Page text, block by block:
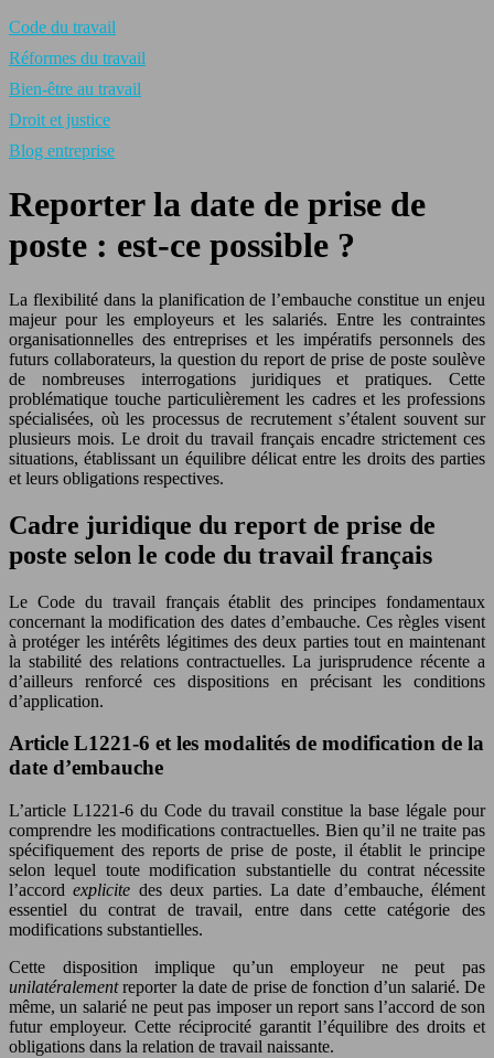
Code du travail
Réformes du travail
Bien-être au travail
Droit et justice
Blog entreprise
Reporter la date de prise de
poste : est‑ce possible ?
La flexibilité dans la planification de l’embauche constitue un enjeu
majeur pour les employeurs et les salariés. Entre les contraintes
organisationnelles des entreprises et les impératifs personnels des
futurs collaborateurs, la question du report de prise de poste soulève
de nombreuses interrogations juridiques et pratiques. Cette
problématique touche particulièrement les cadres et les professions
spécialisées, où les processus de recrutement s’étalent souvent sur
plusieurs mois. Le droit du travail français encadre strictement ces
situations, établissant un équilibre délicat entre les droits des parties
et leurs obligations respectives.
Cadre juridique du report de prise de
poste selon le code du travail français
Le Code du travail français établit des principes fondamentaux
concernant la modification des dates d’embauche. Ces règles visent
à protéger les intérêts légitimes des deux parties tout en maintenant
la stabilité des relations contractuelles. La jurisprudence récente a
d’ailleurs renforcé ces dispositions en précisant les conditions
d’application.
Article L1221-6 et les modalités de modification de la
date d’embauche
L’article L1221-6 du Code du travail constitue la base légale pour
comprendre les modifications contractuelles. Bien qu’il ne traite pas
spécifiquement des reports de prise de poste, il établit le principe
selon lequel toute modification substantielle du contrat nécessite
l’accordexplicite des deux parties. La date d’embauche, élément
essentiel du contrat de travail, entre dans cette catégorie des
modifications substantielles.
Cette disposition implique qu’un employeur ne peut pas
unilatéralementreporter la date de prise de fonction d’un salarié. De
même, un salarié ne peut pas imposer un report sans l’accord de son
futur employeur. Cette réciprocité garantit l’équilibre des droits et
obligations dans la relation de travail naissante.